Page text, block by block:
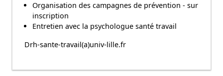
Organisation des campagnes de prévention - sur
inscription
Entretien avec la psychologue santé travail
Drh-sante-travail(a)univ-lille.fr